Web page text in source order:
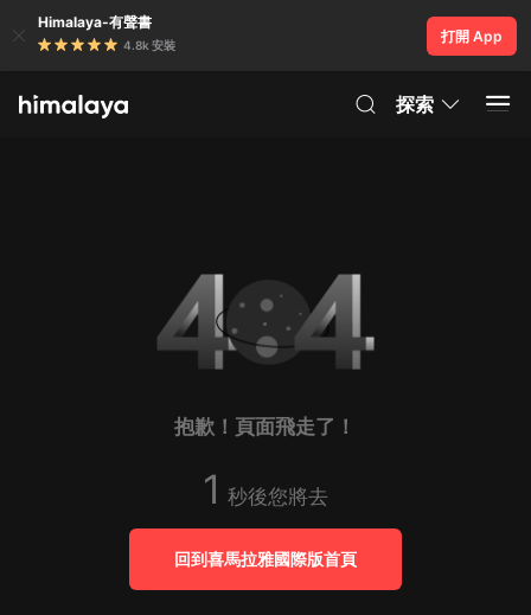
Himalaya-有聲書
4.8k 安裝
打開 App
探索
抱歉！頁面飛走了！
1 秒後您將去
回到喜馬拉雅國際版首頁